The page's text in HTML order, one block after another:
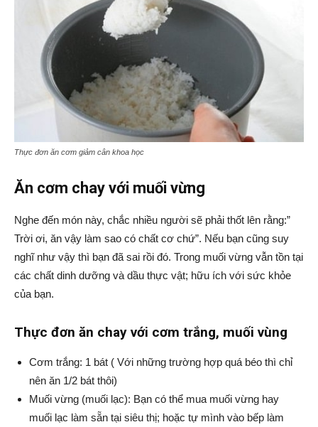
Thực đơn ăn cơm giảm cân khoa học
Ăn cơm chay với muối vừng
Nghe đến món này, chắc nhiều người sẽ phải thốt lên rằng:”
Trời ơi, ăn vậy làm sao có chất cơ chứ”. Nếu bạn cũng suy
nghĩ như vậy thì bạn đã sai rồi đó. Trong muối vừng vẫn tồn tại
các chất dinh dưỡng và dầu thực vật; hữu ích với sức khỏe
của bạn.
Thực đơn ăn chay với cơm trắng, muối vùng
Cơm trắng: 1 bát ( Với những trường hợp quá béo thì chỉ
nên ăn 1/2 bát thôi)
Muối vừng (muối lạc): Bạn có thể mua muối vừng hay
muối lạc làm sẵn tại siêu thị; hoặc tự mình vào bếp làm